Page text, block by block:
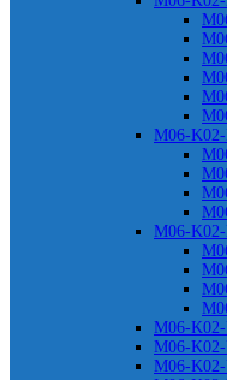
M06-
M06-K02-
M06-
M06-
M06-